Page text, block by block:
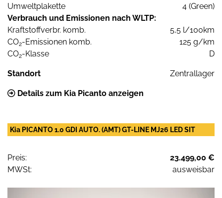
Umweltplakette
4 (Green)
Verbrauch und Emissionen nach WLTP:
Kraftstoffverbr. komb.
5,5 l/100km
CO2-Emissionen komb.
125 g/km
CO2-Klasse D
Standort Zentrallager
Details zum Kia Picanto anzeigen
Kia PICANTO 1.0 GDI AUTO. (AMT) GT-LINE MJ26 LED SIT
Preis:
23.499,00 €
MWSt:
ausweisbar